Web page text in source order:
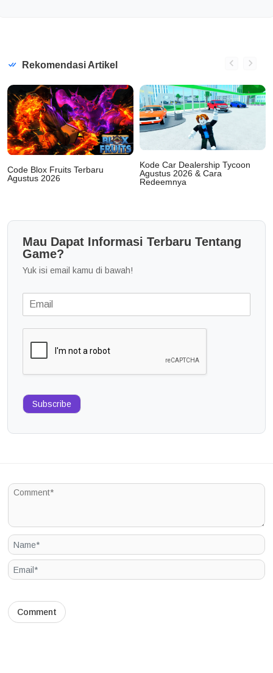
Rekomendasi Artikel
Code Blox Fruits Terbaru
Agustus 2026
Kode Car Dealership Tycoon
Agustus 2026 & Cara
Redeemnya
Mau Dapat Informasi Terbaru Tentang
Game?
Yuk isi email kamu di bawah!
Subscribe